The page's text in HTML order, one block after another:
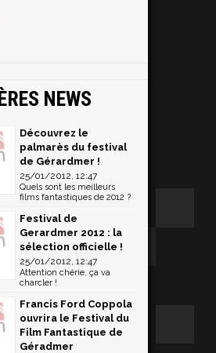
NEWS
Découvrez le
palmarès du festival
de Gérardmer !
25/01/2012, 12:47
Quels sont les meilleurs
films fantastiques de 2012 ?
Festival de
Gerardmer 2012 : la
sélection officielle !
25/01/2012, 12:47
Attention chérie, ça va
charcler !
Francis Ford Coppola
ouvrira le Festival du
Film Fantastique de
Géradmer